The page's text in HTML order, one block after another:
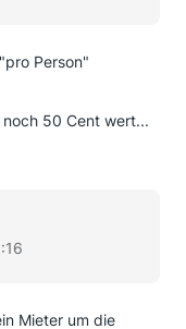
Person"
50 Cent wert...
Mieter um die